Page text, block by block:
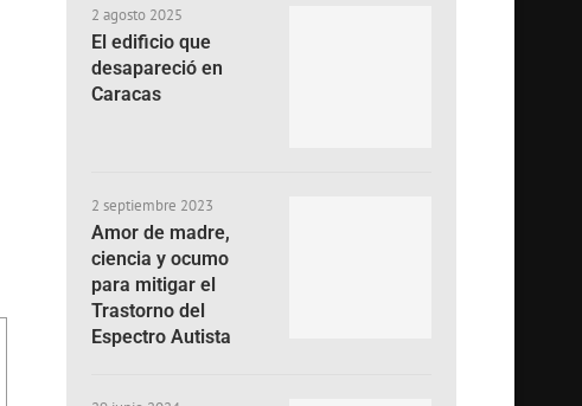
2 agosto 2025
El edificio que
desapareció en
Caracas
2 septiembre 2023
Amor de madre,
ciencia y ocumo
para mitigar el
Trastorno del
Espectro Autista